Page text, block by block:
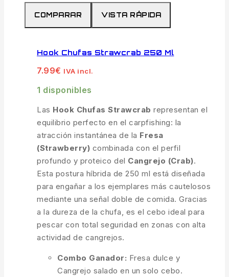
COMPARAR VISTA RÁPIDA
Hook Chufas Strawcrab 250 Ml
7.99€ IVA incl.
1 disponibles
Las Hook Chufas Strawcrab representan el
equilibrio perfecto en el carpfishing: la
atracción instantánea de la Fresa
(Strawberry) combinada con el perfil
profundo y proteico del Cangrejo (Crab).
Esta postura híbrida de 250 ml está diseñada
para engañar a los ejemplares más cautelosos
mediante una señal doble de comida. Gracias
a la dureza de la chufa, es el cebo ideal para
pescar con total seguridad en zonas con alta
actividad de cangrejos.
Combo Ganador: Fresa dulce y
Cangrejo salado en un solo cebo.